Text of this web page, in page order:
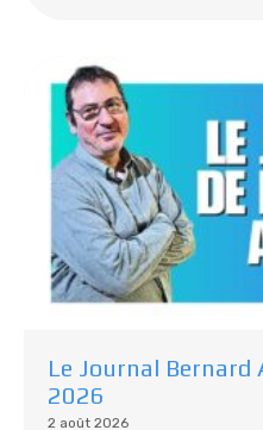
Le Journal Bernard
2026
2 août 2026